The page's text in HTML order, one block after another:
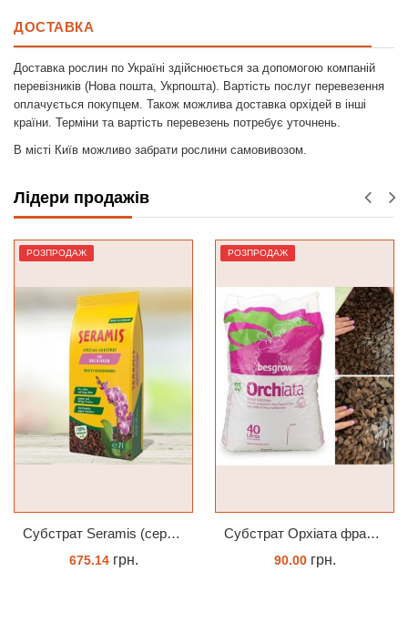
ДОСТАВКА
Доставка рослин по Україні здійснюється за допомогою компаній
перевізників (Нова пошта, Укрпошта). Вартість послуг перевезення
оплачується покупцем. Також можлива доставка орхідей в інші
країни. Терміни та вартість перевезень потребує уточнень.
В місті Київ можливо забрати рослини самовивозом.
Лідери продажів
Субстрат Seramis (серамис) для орхідей 7 л заводське пакування Субстрат Орхіата фракція 9-12мм Субстрат